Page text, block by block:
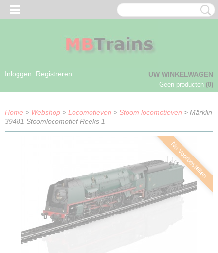
Inloggen Registreren UW WINKELWAGEN
Geen producten (0)
Home > Webshop > Locomotieven > Stoom locomotieven > Märklin
39481 Stoomlocomotief Reeks 1
Nu Voorbestellen